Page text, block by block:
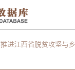
进江西省脱贫攻坚与